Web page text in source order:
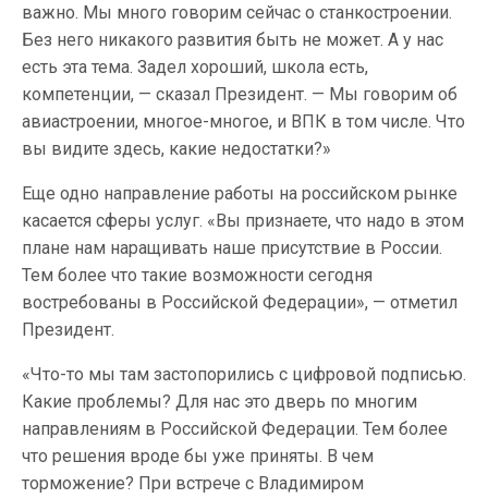
важно. Мы много говорим сейчас о станкостроении.
Без него никакого развития быть не может. А у нас
есть эта тема. Задел хороший, школа есть,
компетенции, — сказал Президент. — Мы говорим об
авиастроении, многое-многое, и ВПК в том числе. Что
вы видите здесь, какие недостатки?»
Еще одно направление работы на российском рынке
касается сферы услуг. «Вы признаете, что надо в этом
плане нам наращивать наше присутствие в России.
Тем более что такие возможности сегодня
востребованы в Российской Федерации», — отметил
Президент.
«Что-то мы там застопорились с цифровой подписью.
Какие проблемы? Для нас это дверь по многим
направлениям в Российской Федерации. Тем более
что решения вроде бы уже приняты. В чем
торможение? При встрече с Владимиром